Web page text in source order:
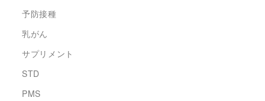
予防接種
乳がん
サプリメント
STD
PMS